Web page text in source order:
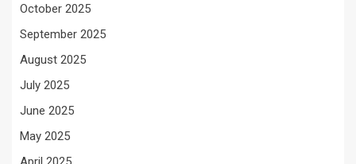
October 2025
September 2025
August 2025
July 2025
June 2025
May 2025